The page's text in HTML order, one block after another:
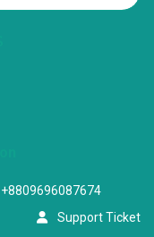
Support Ticket